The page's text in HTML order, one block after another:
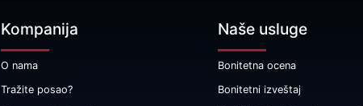
Kompanija
O nama
Tražite posao?
Naše usluge
Bonitetna ocena
Bonitetni izveštaj